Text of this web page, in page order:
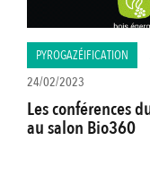
PYROGAZÉIFICATION
24/02/2023
Les conférences
au salon Bio360